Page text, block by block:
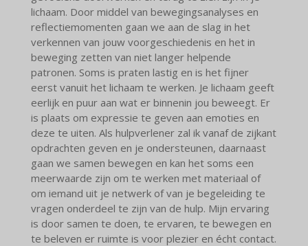
lichaam. Door middel van bewegingsanalyses en
reflectiemomenten gaan we aan de slag in het
verkennen van jouw voorgeschiedenis en het in
beweging zetten van niet langer helpende
patronen. Soms is praten lastig en is het fijner
eerst vanuit het lichaam te werken. Je lichaam geeft
eerlijk en puur aan wat er binnenin jou beweegt. Er
is plaats om expressie te geven aan emoties en
deze te uiten. Als hulpverlener zal ik vanaf de zijkant
opdrachten geven en je ondersteunen, daarnaast
gaan we samen bewegen en kan het soms een
meerwaarde zijn om te werken met materiaal of
om iemand uit je netwerk of van je begeleiding te
vragen onderdeel te zijn van de hulp. Mijn ervaring
is door samen te doen, te ervaren, te bewegen en
te beleven er ruimte is voor plezier en écht contact.